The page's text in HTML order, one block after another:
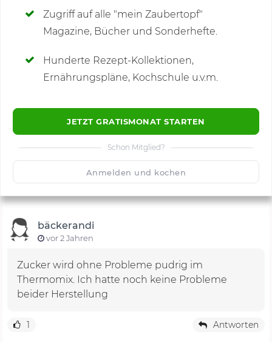
Zugriff auf alle "mein Zaubertopf"
Magazine, Bücher und Sonderhefte.
Hunderte Rezept-Kollektionen,
Ernährungspläne, Kochschule u.v.m.
JETZT GRATISMONAT STARTEN
Schon Mitglied?
Anmelden und kochen
Kommentare(2)
🙂 Speichern
bäckerandi
vor 2 Jahren
Zucker wird ohne Probleme pudrig im
Thermomix. Ich hatte noch keine Probleme
beider Herstellung
1 Antworten